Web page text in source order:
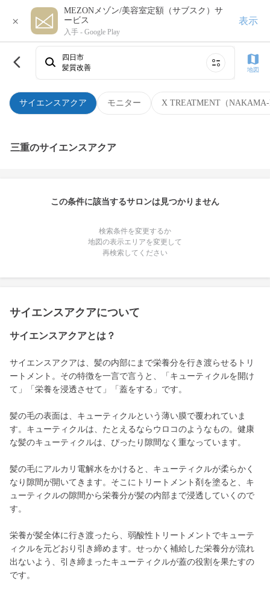
×
MEZONメゾン/美容室定額（サブスク）サ
ービス
入手 - Google Play
表示
サイエンスアクア モニター X TREATMENT（
四日市
髪質改善
地図
三重のサイエンスアクア
この条件に該当するサロンは見つかりません
検索条件を変更するか
地図の表示エリアを変更して
再検索してください
サイエンスアクアについて
サイエンスアクアとは？
サイエンスアクアは、髪の内部にまで栄養分を行き渡らせるトリ
ートメント。その特徴を一言で言うと、「キューティクルを開け
て」「栄養を浸透させて」「蓋をする」です。
髪の毛の表面は、キューティクルという薄い膜で覆われていま
す。キューティクルは、たとえるならウロコのようなもの。健康
な髪のキューティクルは、ぴったり隙間なく重なっています。
髪の毛にアルカリ電解水をかけると、キューティクルが柔らかく
なり隙間が開いてきます。そこにトリートメント剤を塗ると、キ
ューティクルの隙間から栄養分が髪の内部まで浸透していくので
す。
栄養が髪全体に行き渡ったら、弱酸性トリートメントでキューテ
ィクルを元どおり引き締めます。せっかく補給した栄養分が流れ
出ないよう、引き締まったキューティクルが蓋の役割を果たすの
です。